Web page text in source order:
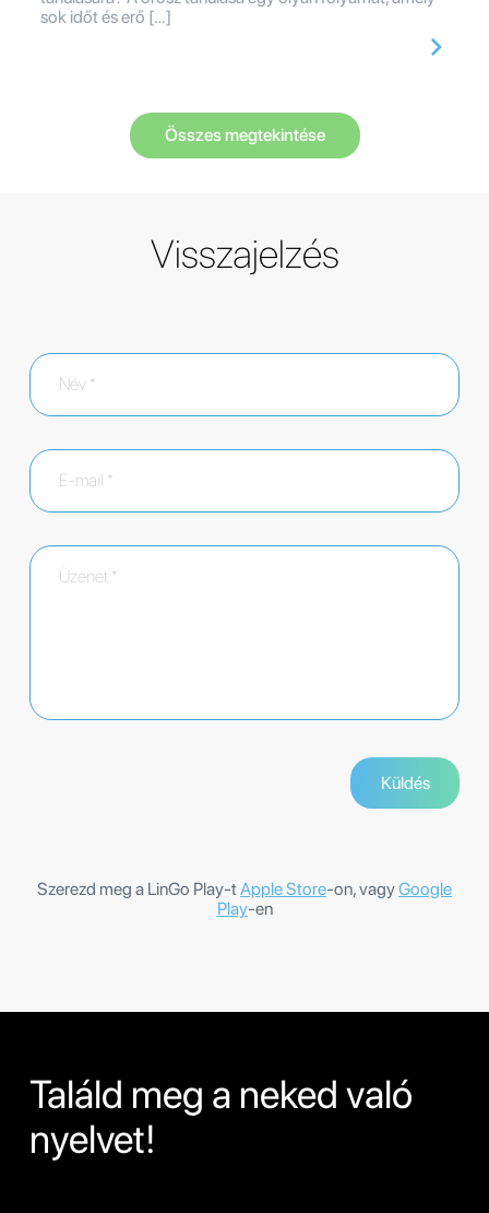
sok időt és erő […]
Összes megtekintése
Visszajelzés
Szerezd meg a LinGo Play-tApple Store-on, vagyGoogle
Play-en
Találd meg a neked való
nyelvet!